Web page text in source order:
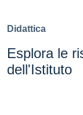
Didattica
Esplora le
dell'Istituto